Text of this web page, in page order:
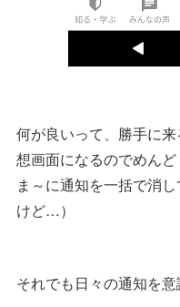
何が良いって、勝手に
想画面になるのでめん
ま～に通知を一括で消
けど…）
それでも日々の通知を